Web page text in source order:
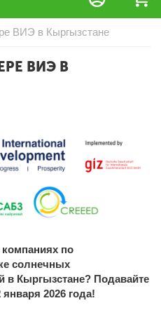
ВИЭ в Кыргызстане
ВИЭ В
по
солнечных
в Кыргызстане? Подавайте
января 2026 года!